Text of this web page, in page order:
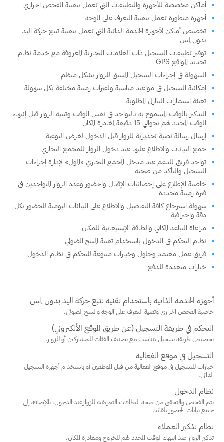
أماكن مخصصة للأجهزة والتطبيقات التي تعمل بتقنية الفحص الحراري
أجهزة متطورة تعمل بتقنية التعرف على الوجه
تخصيص أماكن لأجهزة الخدمة الذاتية التي تعمل بتقنية تتبع حركة اليد
بدون لمس
توفير تطبيقات التسجيل ذات العلامات التجارية المعروفة مع خدمة نظام
تحديد المواقع GPS
السهولة في إجراءات التسجيل المسبق للزوار بشكل منظم
إمكانية التسجيل في مواعيد مناسبة ولفترات زمنية مختلفة بكل سهولة
تعبئة استمارات التنازل المطلوبة
التذكير بالوقت المسموح به بالتواجد في نفس الوقت وتنبيه الزوار قبل إنتهاء
الوقت المحدد لهم بحوالي 15 دقيقة لمغادرة المكان
إرسال رسالة نصية تحذيرية للزوار قبل الدخول لغرض التوعية
جمع البيانات والاطلاع عليها عند دخول الزوار للمجمع التجاري
تواجد فريق للدعم عند مدخل المجمع التجاري «المول» لإدارة إجراءات
التسجيل والتأكد من صحته
خاصية الإطلاع على إحصائيات الإقبال والحضور وعدد الزوار المتواجدين في
فترة زمنية محددة
سهولة استرجاع كافة التفاصيل والاطلاع على البيانات اليومية للحضور بكل
دقة واحترافية
مراعاة التباعد المكاني والطاقة الإستيعابية للمكان
نظام التحكم في الدخول باستخدام تقنية المسح الضوئي
فريق عمل معتمد وحلول وخيارات متنوعة للتحكم في نظام الدخول
خيارات متعددة للدفع
أجهزة الخدمة الذاتية باستخدام تقنية تتبع حركة اليد بدون لمس
خاصية الفحص الحراري وتقنية التعرف على الوجه والمسح الضوئي.
التحكم في طريقة التسجيل (عن طريق الموقع الألكتروني)
تخصيص طريقة تسجيل تتناسب مع تصنيف الفئات للمشاركين أو للزوار.
التسجيل في موقع الفعالية
خيارات للتسجيل في موقع الفعالية من قبل الموظفين أو باستخدام أجهزة التسجيل
الذاتي.
نظام الدخول
يتم الفحص والتحقق من صحة البطاقات التعريفية للزوارعند الدخول. بالإضافة إلى
جمع بيانات الحضور تلقائيا.
نظام تذكير العملاء
تذكير الزوار عند انتهاء الوقت المحدد لهم للخروج ومغادرة المكان.